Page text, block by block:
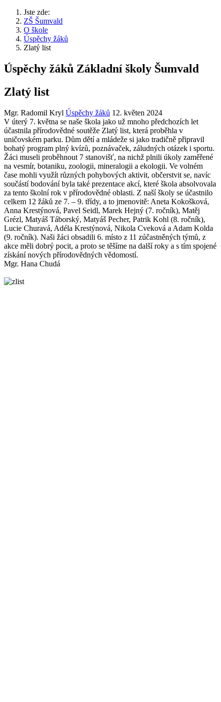
Jste zde:
ZŠ Šumvald
O škole
Úspěchy žáků
Zlatý list
Úspěchy žáků Základní školy Šumvald
Zlatý list
Mgr. Radomil Kryl Úspěchy žáků 12. květen 2024
V úterý 7. května se naše škola jako už mnoho předchozích let
účastnila přírodovědné soutěže Zlatý list, která proběhla v
uničovském parku. Dům dětí a mládeže si jako tradičně připravil
bohatý program plný kvízů, poznávaček, záludných otázek i sportu.
Žáci museli proběhnout 7 stanovišť, na nichž plnili úkoly zaměřené
na vesmír, botaniku, zoologii, mineralogii a ekologii. Ve volném
čase mohli využít různých pohybových aktivit, občerstvit se, navíc
součástí bodování byla také prezentace akcí, které škola absolvovala
za tento školní rok v přírodovědné oblasti. Z naší školy se účastnilo
celkem 12 žáků ze 7. – 9. třídy, a to jmenovitě: Aneta Kokošková,
Anna Krestýnová, Pavel Seidl, Marek Hejný (7. ročník), Matěj
Grézl, Matyáš Táborský, Matyáš Pecher, Patrik Kohl (8. ročník),
Lucie Churavá, Adéla Krestýnová, Nikola Cveková a Adam Kolda
(9. ročník). Naši žáci obsadili 6. místo z 11 zúčastněných týmů, z
akce měli dobrý pocit, a proto se těšíme na další roky a s tím spojené
získání nových přírodovědných vědomostí.
Mgr. Hana Chudá